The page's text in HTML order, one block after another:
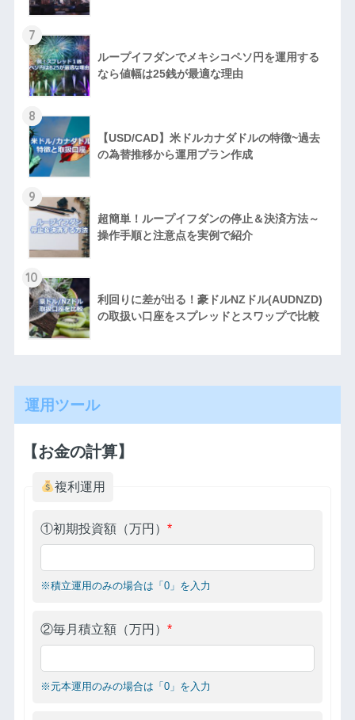
7
ループイフダンでメキシコペソ円を運用する
なら値幅は25銭が最適な理由
8
【USD/CAD】米ドルカナダドルの特徴~過去
の為替推移から運用プラン作成
9
超簡単！ループイフダンの停止＆決済方法～
操作手順と注意点を実例で紹介
10
利回りに差が出る！豪ドルNZドル(AUDNZD)
の取扱い口座をスプレッドとスワップで比較
運用ツール
【お金の計算】
複利運用
①初期投資額（万円） *
※積立運用のみの場合は「0」を入力
②毎月積立額（万円） *
※元本運用のみの場合は「0」を入力